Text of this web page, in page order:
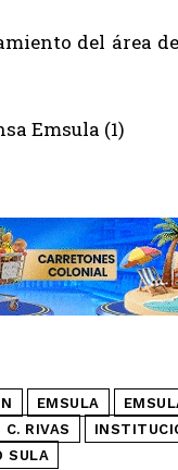
del área
EMSULA
RIVAS
SULA